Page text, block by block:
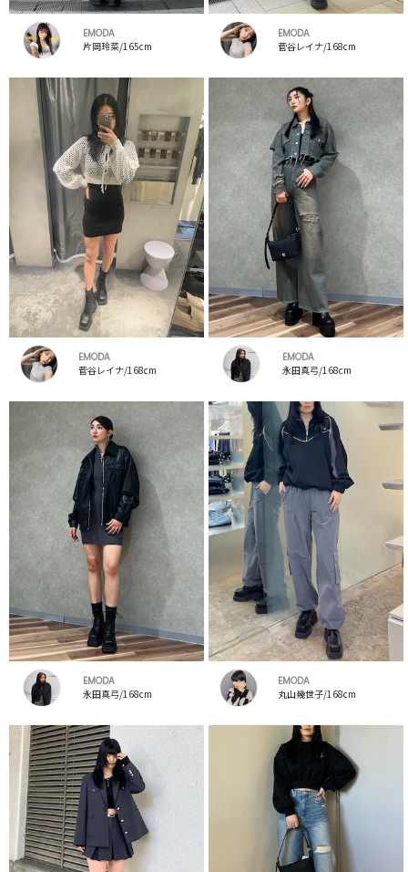
EMODA
片岡玲菜/165cm
EMODA
菅谷レイナ/168cm
EMODA
菅谷レイナ/168cm
EMODA
永田真弓/168cm
EMODA
永田真弓/168cm
EMODA
丸山幾世子/168cm